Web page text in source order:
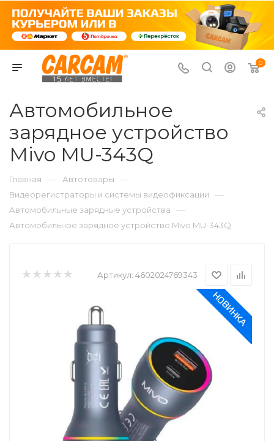
0
Автомобильное
зарядное устройство
Mivo MU-343Q
Главная — Автотовары —
Видеорегистраторы и системы видеофиксации —
Автомобильные зарядные устройства —
Автомобильное зарядное устройство Mivo MU-343Q
Артикул: 4602024769343